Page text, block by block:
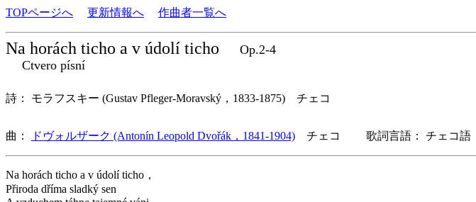
TOPページへ 更新情報へ 作曲者一覧へ
Na horách ticho a v údolí ticho
Op.2-4
Ctvero písní
詩： モラフスキー (Gustav Pfleger-Moravský，1833-1875) チェコ
曲： ドヴォルザーク (Antonín Leopold Dvořák，1841-1904) チェコ 歌詞言語： チェコ語
Na horách ticho a v údolí ticho，
Přiroda dříma sladký sen